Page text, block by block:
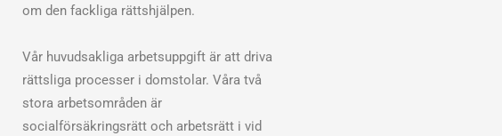
om den fackliga rättshjälpen.
Vår huvudsakliga arbetsuppgift är att driva
rättsliga processer i domstolar. Våra två
stora arbetsområden är
socialförsäkringsrätt och arbetsrätt i vid